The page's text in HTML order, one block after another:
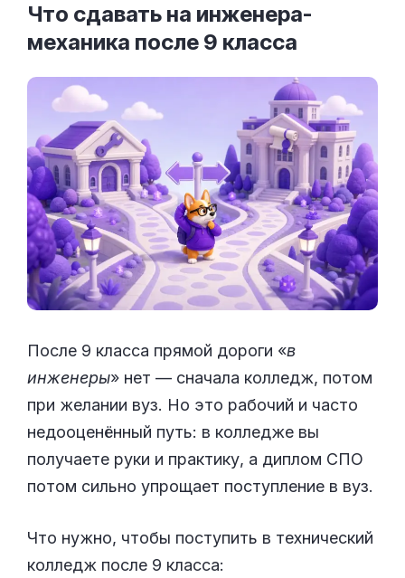
Что сдавать на инженера-
механика после 9 класса
После 9 класса прямой дороги «в
инженеры» нет — сначала колледж, потом
при желании вуз. Но это рабочий и часто
недооценённый путь: в колледже вы
получаете руки и практику, а диплом СПО
потом сильно упрощает поступление в вуз.
Что нужно, чтобы поступить в технический
колледж после 9 класса: